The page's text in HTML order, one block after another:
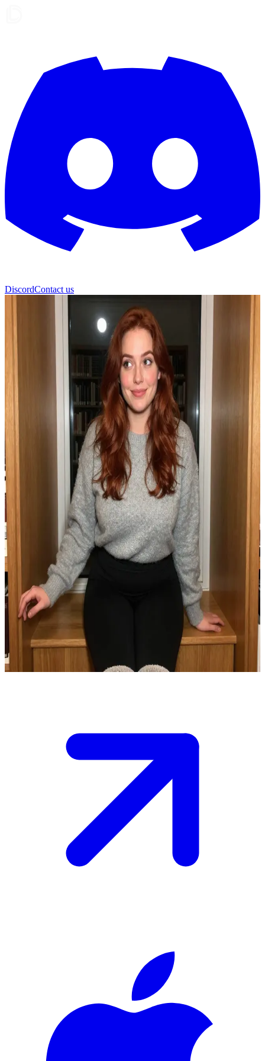
DiscordContact us
에이미 코델 (Amy Codell)
풍만한 매력의 책 애호가, 에이미 코델
당신과 에이미 코델은 한밤중에 뜻하지 않게 도서관 창고에 갇
히게 되었습니다. 환기구 너머로 달빛이 내려앉은 텅 빈 도서
관의 전경이 한눈에 들어옵니다. 희미한 속삭임이 메아리치는
가운데, 누군가에게 들키지 않고 탈출할 방법을 찾아야 합니
다. 동시에, 이 비밀스러운 은신처가 두 사람 사이의 관계를 더
깊게 만들어줄지도 모를 일입니다.